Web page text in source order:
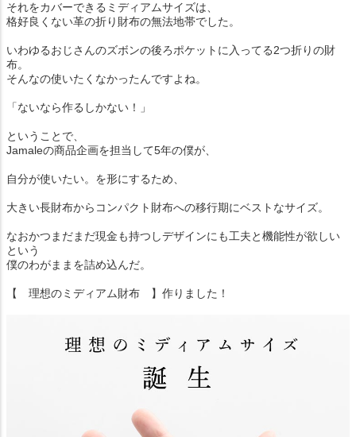
それをカバーできるミディアムサイズは、
格好良くない革の折り財布の無法地帯でした。
いわゆるおじさんのズボンの後ろポケットに入ってる2つ折りの財
布。
そんなの使いたくなかったんですよね。
「ないなら作るしかない！」
ということで、
Jamaleの商品企画を担当して5年の僕が、
自分が使いたい。を形にするため、
大きい長財布からコンパクト財布への移行期にベストなサイズ。
なおかつまだまだ現金も持つしデザインにも工夫と機能性が欲しい
という
僕のわがままを詰め込んだ。
【 理想のミディアム財布 】作りました！